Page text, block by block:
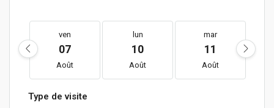
ven
07
Août
lun
10
Août
mar
11
Août
Type de visite